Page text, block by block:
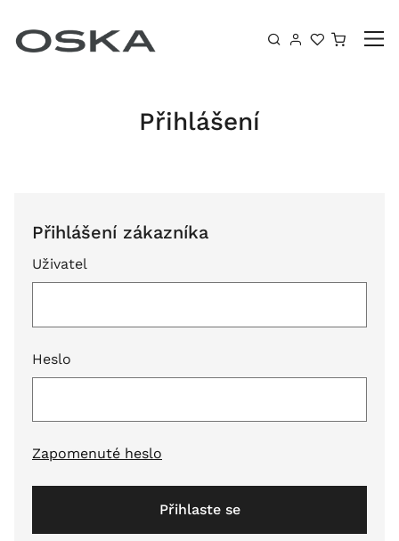
Košík
Přihlášení
Přihlášení zákazníka
Uživatel
Heslo
Zapomenuté heslo
Přihlaste se